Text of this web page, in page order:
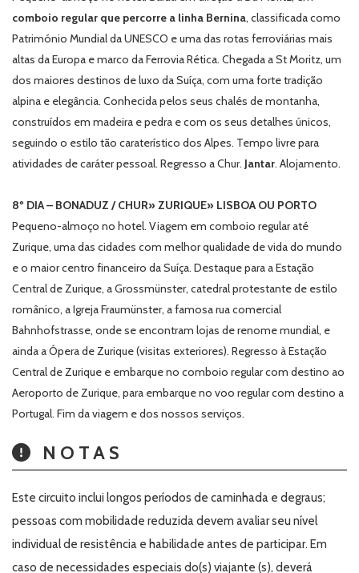
comboio regular que percorre a linha Bernina, classificada como
Património Mundial da UNESCO e uma das rotas ferroviárias mais
altas da Europa e marco da Ferrovia Rética. Chegada a St Moritz, um
dos maiores destinos de luxo da Suíça, com uma forte tradição
alpina e elegância. Conhecida pelos seus chalés de montanha,
construídos em madeira e pedra e com os seus detalhes únicos,
seguindo o estilo tão caraterístico dos Alpes. Tempo livre para
atividades de caráter pessoal. Regresso a Chur. Jantar. Alojamento.
8º DIA – BONADUZ / CHUR» ZURIQUE» LISBOA OU PORTO
Pequeno-almoço no hotel. Viagem em comboio regular até
Zurique, uma das cidades com melhor qualidade de vida do mundo
e o maior centro financeiro da Suíça. Destaque para a Estação
Central de Zurique, a Grossmünster, catedral protestante de estilo
românico, a Igreja Fraumünster, a famosa rua comercial
Bahnhofstrasse, onde se encontram lojas de renome mundial, e
ainda a Ópera de Zurique (visitas exteriores). Regresso à Estação
Central de Zurique e embarque no comboio regular com destino ao
Aeroporto de Zurique, para embarque no voo regular com destino a
Portugal. Fim da viagem e dos nossos serviços.
NOTAS
Este circuito inclui longos períodos de caminhada e degraus;
pessoas com mobilidade reduzida devem avaliar seu nível
individual de resistência e habilidade antes de participar. Em
caso de necessidades especiais do(s) viajante (s), deverá